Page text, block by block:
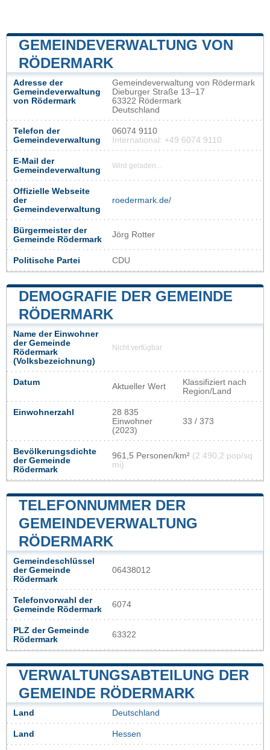
GEMEINDEVERWALTUNG VON
RÖDERMARK
Adresse der
Gemeindeverwaltung
von Rödermark
Gemeindeverwaltung von Rödermark
Dieburger Straße 13–17
63322 Rödermark
Deutschland
Telefon der
Gemeindeverwaltung
06074 9110
International: +49 6074 9110
E-Mail der
Gemeindeverwaltung
Wird geladen...
Offizielle Webseite
der
Gemeindeverwaltung
roedermark.de/
Bürgermeister der
Gemeinde Rödermark
Jörg Rotter
Politische Partei CDU
DEMOGRAFIE DER GEMEINDE
RÖDERMARK
Name der Einwohner
der Gemeinde
Rödermark
(Volksbezeichnung)
Nicht verfügbar
Datum Aktueller Wert
Klassifiziert nach
Region/Land
Einwohnerzahl
28 835
Einwohner
(2023)
33 / 373
Bevölkerungsdichte
der Gemeinde
Rödermark
961,5 Personen/km² (2 490,2 pop/sq
mi)
TELEFONNUMMER DER
GEMEINDEVERWALTUNG
RÖDERMARK
Gemeindeschlüssel
der Gemeinde
Rödermark
06438012
Telefonvorwahl der
Gemeinde Rödermark
6074
PLZ der Gemeinde
Rödermark
63322
VERWALTUNGSABTEILUNG DER
GEMEINDE RÖDERMARK
Land Deutschland
Land Hessen